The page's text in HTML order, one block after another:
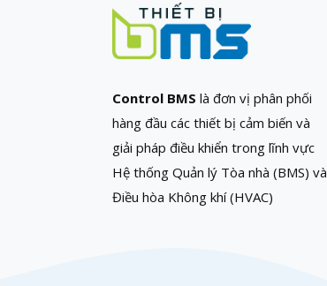
Control BMS là đơn vị phân phối
hàng đầu các thiết bị cảm biến và
giải pháp điều khiển trong lĩnh vực
Hệ thống Quản lý Tòa nhà (BMS) và
Điều hòa Không khí (HVAC)